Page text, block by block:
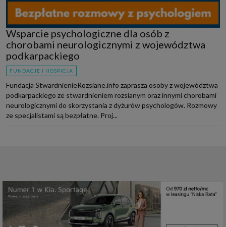
Wsparcie psychologiczne dla osób z
chorobami neurologicznymi z województwa
podkarpackiego
FUNDACJE I HOSPICJA
Fundacja StwardnienieRozsiane.info zaprasza osoby z województwa
podkarpackiego ze stwardnieniem rozsianym oraz innymi chorobami
neurologicznymi do skorzystania z dyżurów psychologów. Rozmowy
ze specjalistami są bezpłatne. Proj...